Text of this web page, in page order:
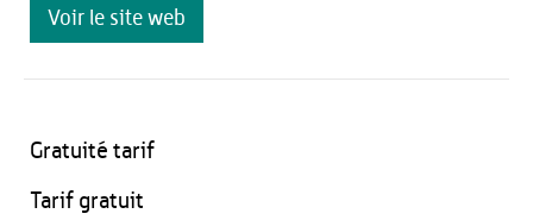
Voir le site web
Gratuité tarif
Tarif gratuit